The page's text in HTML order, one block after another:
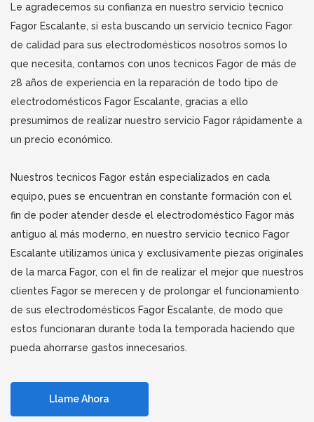
Le agradecemos su confianza en nuestro servicio tecnico
Fagor Escalante, si esta buscando un servicio tecnico Fagor
de calidad para sus electrodomésticos nosotros somos lo
que necesita, contamos con unos tecnicos Fagor de más de
28 años de experiencia en la reparación de todo tipo de
electrodomésticos Fagor Escalante, gracias a ello
presumimos de realizar nuestro servicio Fagor rápidamente a
un precio económico.
Nuestros tecnicos Fagor están especializados en cada
equipo, pues se encuentran en constante formación con el
fin de poder atender desde el electrodoméstico Fagor más
antiguo al más moderno, en nuestro servicio tecnico Fagor
Escalante utilizamos única y exclusivamente piezas originales
de la marca Fagor, con el fin de realizar el mejor que nuestros
clientes Fagor se merecen y de prolongar el funcionamiento
de sus electrodomésticos Fagor Escalante, de modo que
estos funcionaran durante toda la temporada haciendo que
pueda ahorrarse gastos innecesarios.
Llame Ahora